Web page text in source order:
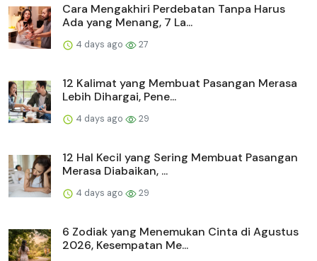
Cara Mengakhiri Perdebatan Tanpa Harus
Ada yang Menang, 7 La...
4 days ago 27
12 Kalimat yang Membuat Pasangan Merasa
Lebih Dihargai, Pene...
4 days ago 29
12 Hal Kecil yang Sering Membuat Pasangan
Merasa Diabaikan, ...
4 days ago 29
6 Zodiak yang Menemukan Cinta di Agustus
2026, Kesempatan Me...